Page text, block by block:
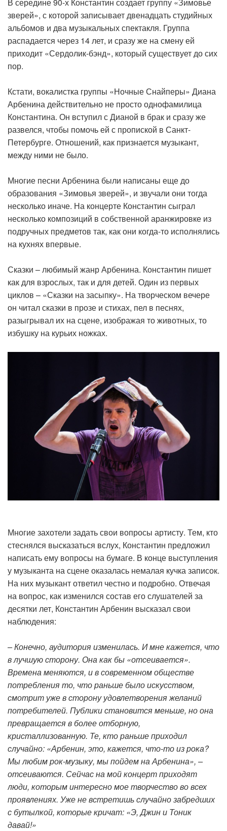
зверей», с которой записывает двенадцать студийных
альбомов и два музыкальных спектакля. Группа
распадается через 14 лет, и сразу же на смену ей
приходит «Сердолик-бэнд», который существует до сих
пор.
Кстати, вокалистка группы «Ночные Снайперы» Диана
Арбенина действительно не просто однофамилица
Константина. Он вступил с Дианой в брак и сразу же
развелся, чтобы помочь ей с пропиской в Санкт-
Петербурге. Отношений, как признается музыкант,
между ними не было.
Многие песни Арбенина были написаны еще до
образования «Зимовья зверей», и звучали они тогда
несколько иначе. На концерте Константин сыграл
несколько композиций в собственной аранжировке из
подручных предметов так, как они когда-то исполнялись
на кухнях впервые.
Сказки – любимый жанр Арбенина. Константин пишет
как для взрослых, так и для детей. Один из первых
циклов – «Сказки на засыпку». На творческом вечере
он читал сказки в прозе и стихах, пел в песнях,
разыгрывал их на сцене, изображая то животных, то
избушку на курьих ножках.
Многие захотели задать свои вопросы артисту. Тем, кто
стеснялся высказаться вслух, Константин предложил
написать ему вопросы на бумаге. В конце выступления
у музыканта на сцене оказалась немалая кучка записок.
На них музыкант ответил честно и подробно. Отвечая
на вопрос, как изменился состав его слушателей за
десятки лет, Константин Арбенин высказал свои
наблюдения:
– Конечно, аудитория изменилась. И мне кажется, что
в лучшую сторону. Она как бы «отсеивается».
Времена меняются, и в современном обществе
потребления то, что раньше было искусством,
смотрит уже в сторону удовлетворения желаний
потребителей. Публики становится меньше, но она
превращается в более отборную,
кристаллизованную. Те, кто раньше приходил
случайно: «Арбенин, это, кажется, что-то из рока?
Мы любим рок-музыку, мы пойдем на Арбенина», –
отсеиваются. Сейчас на мой концерт приходят
люди, которым интересно мое творчество во всех
проявлениях. Уже не встретишь случайно забредших
с бутылкой, которые кричат: «Э, Джин и Тоник
давай!»